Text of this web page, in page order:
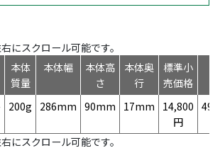
にスクロール可能です。
本体
質量
本体幅
本体高
さ
本体奥
行
標準小
売価格
200g 286mm 90mm 17mm
14,800
円
にスクロール可能です。